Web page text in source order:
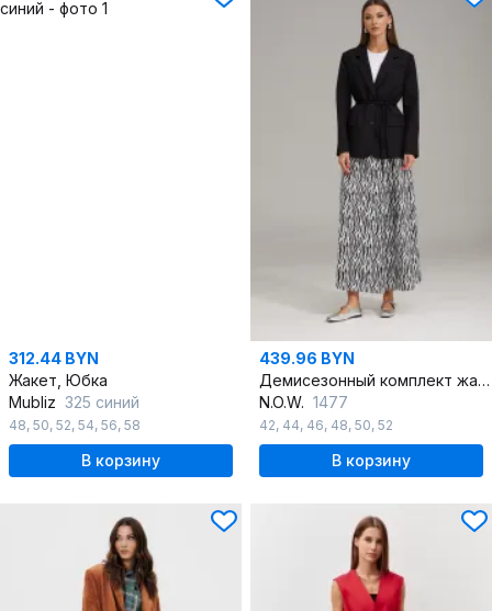
312.44 BYN
Жакет, Юбка
Mubliz 325 синий
48, 50, 52, 54, 56, 58
В корзину
439.96 BYN
Демисезонный комплект жакет и юбка в стиле casual
N.O.W. 1477
42, 44, 46, 48, 50, 52
В корзину